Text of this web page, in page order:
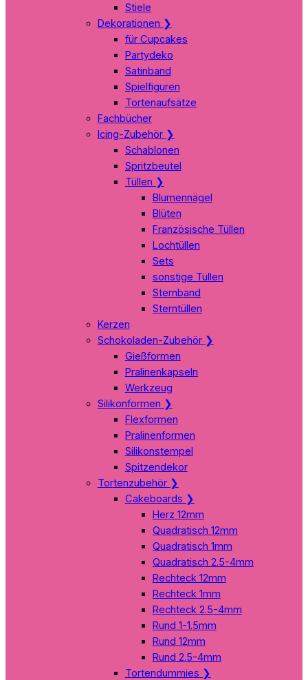
Stiele
Dekorationen ❯
für Cupcakes
Partydeko
Satinband
Spielfiguren
Tortenaufsätze
Fachbücher
Icing-Zubehör ❯
Schablonen
Spritzbeutel
Tüllen ❯
Blumennägel
Blüten
Französische Tüllen
Lochtüllen
Sets
sonstige Tüllen
Sternband
Sterntüllen
Kerzen
Schokoladen-Zubehör ❯
Gießformen
Pralinenkapseln
Werkzeug
Silikonformen ❯
Flexformen
Pralinenformen
Silikonstempel
Spitzendekor
Tortenzubehör ❯
Cakeboards ❯
Herz 12mm
Quadratisch 12mm
Quadratisch 1mm
Quadratisch 2.5-4mm
Rechteck 12mm
Rechteck 1mm
Rechteck 2.5-4mm
Rund 1-1.5mm
Rund 12mm
Rund 2.5-4mm
Tortendummies ❯